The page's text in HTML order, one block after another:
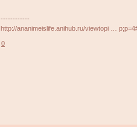
------------
http://ananimeislife.anihub.ru/viewtopi …
0